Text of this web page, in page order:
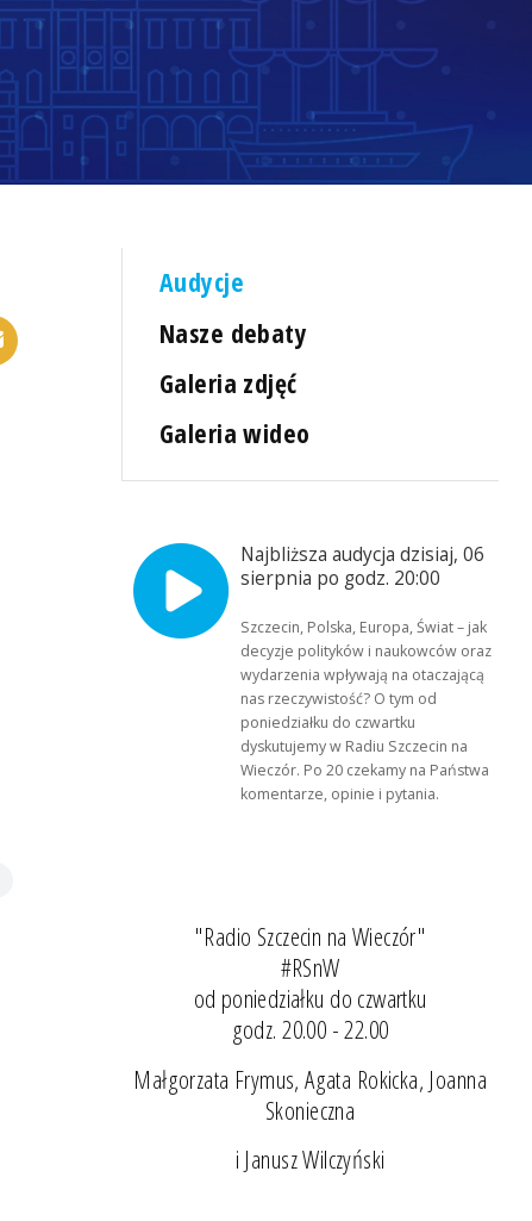
Audycje
Nasze debaty
Galeria zdjęć
Galeria wideo
Najbliższa audycja dzisiaj, 06
sierpnia po godz. 20:00
Szczecin, Polska, Europa, Świat – jak
decyzje polityków i naukowców oraz
wydarzenia wpływają na otaczającą
nas rzeczywistość? O tym od
poniedziałku do czwartku
dyskutujemy w Radiu Szczecin na
Wieczór. Po 20 czekamy na Państwa
komentarze, opinie i pytania.
"Radio Szczecin na Wieczór"
#RSnW
od poniedziałku do czwartku
godz. 20.00 - 22.00
Małgorzata Frymus, Agata Rokicka, Joanna
Skonieczna
i Janusz Wilczyński